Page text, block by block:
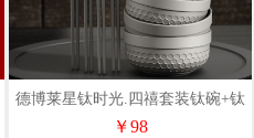
德博莱星钛时光.四禧套装钛碗+钛
筷套装
￥98